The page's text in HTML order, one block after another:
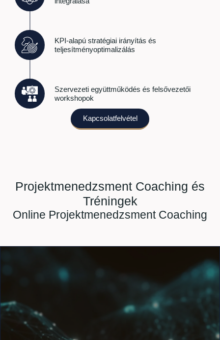
KPI-alapú stratégiai irányítás és
teljesítményoptimalizálás
Szervezeti együttműködés és felsővezetői
workshopok
Kapcsolatfelvétel
Projektmenedzsment Coaching és
Tréningek
Online Projektmenedzsment Coaching